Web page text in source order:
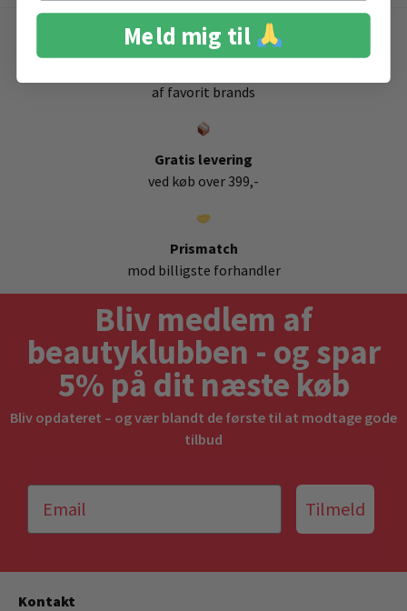
af favorit brands
Gratis levering
ved køb over 399,-
Prismatch
mod billigste forhandler
Bliv medlem af
beautyklubben - og spar
5% på dit næste køb
Bliv opdateret – og vær blandt de første til at modtage gode
tilbud
Tilmeld
Kontakt
Meld mig til